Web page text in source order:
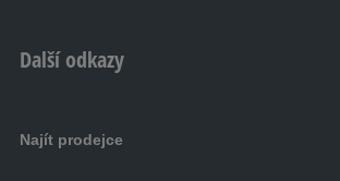
Další odkazy
Najít prodejce